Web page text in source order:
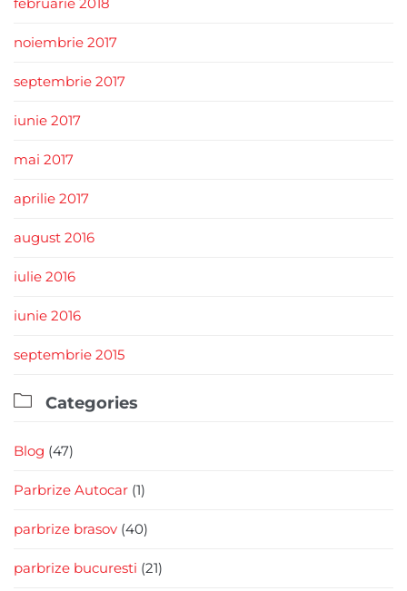
noiembrie 2017
septembrie 2017
iunie 2017
mai 2017
aprilie 2017
august 2016
iulie 2016
iunie 2016
septembrie 2015
 Categories
Blog (47)
Parbrize Autocar (1)
parbrize brasov (40)
parbrize bucuresti (21)